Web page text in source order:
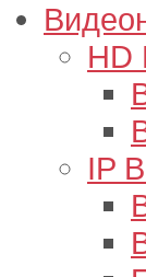
HD
IP